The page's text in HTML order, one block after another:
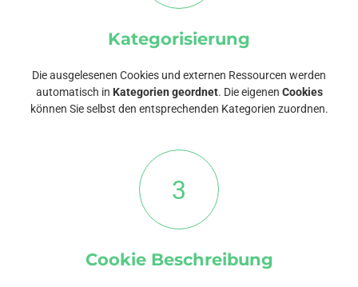
Kategorisierung
Die ausgelesenen Cookies und externen Ressourcen werden
automatisch in Kategorien geordnet. Die eigenen Cookies
können Sie selbst den entsprechenden Kategorien zuordnen.
3
Cookie Beschreibung